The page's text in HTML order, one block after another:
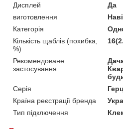
Дисплей
Да
виготовлення
Категорія
Кількість щаблів (похибка,
%)
Рекомендоване
застосування
Серія
Країна реєстрації бренда
Тип підключення